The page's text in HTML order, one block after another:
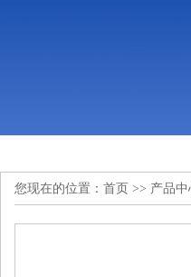
您现在的位置： 首页 >> 产品中